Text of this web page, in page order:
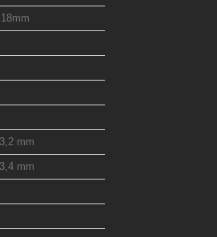
mm
mm